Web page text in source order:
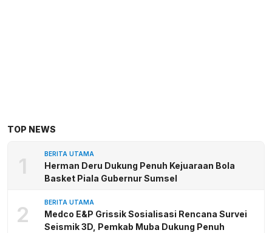
TOP NEWS
1 BERITA UTAMA
Herman Deru Dukung Penuh Kejuaraan Bola
Basket Piala Gubernur Sumsel
2 BERITA UTAMA
Medco E&P Grissik Sosialisasi Rencana Survei
Seismik 3D, Pemkab Muba Dukung Penuh